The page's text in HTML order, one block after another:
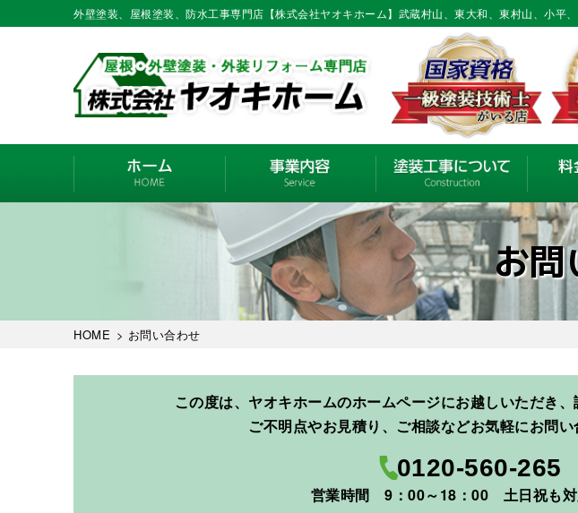
外壁塗装、屋根塗装、防水工事専門店【株式会社ヤオキホーム】武蔵村山、東大和、東村山、小平
お問
HOME > お問い合わせ
この度は、ヤオキホームのホームページにお越しいただき、
ご不明点やお見積り、ご相談などお気軽にお問い
0120-560-265
営業時間 9：00～18：00 土日祝も対